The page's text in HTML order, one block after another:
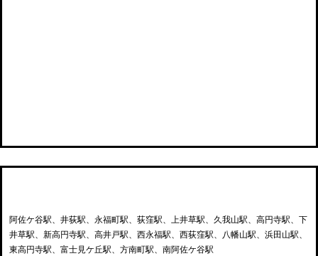
阿佐ケ谷駅、井荻駅、永福町駅、荻窪駅、上井草駅、久我山駅、高円寺駅、下
井草駅、新高円寺駅、高井戸駅、西永福駅、西荻窪駅、八幡山駅、浜田山駅、
東高円寺駅、富士見ケ丘駅、方南町駅、南阿佐ケ谷駅